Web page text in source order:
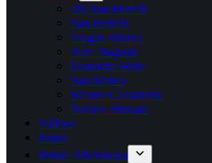
4½ San Fermín
San Fermín
Virgen Blanca
Aste Nagusia
Donostia Hiria
San Mateo
Master Caixabank
Torneo Bizkaia
Vídeos
Fotos
Pelota Aficionada